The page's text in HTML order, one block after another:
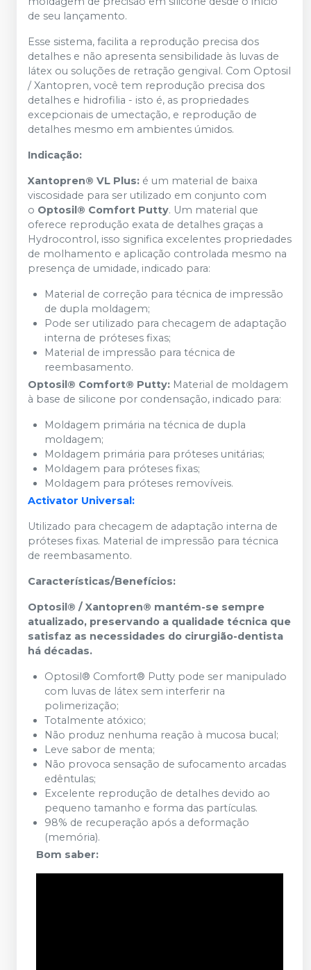
de seu lançamento.
Esse sistema, facilita a reprodução precisa dos
detalhes e não apresenta sensibilidade às luvas de
látex ou soluções de retração gengival. Com Optosil
/ Xantopren, você tem reprodução precisa dos
detalhes e hidrofilia - isto é, as propriedades
excepcionais de umectação, e reprodução de
detalhes mesmo em ambientes úmidos.
Indicação:
Xantopren® VL Plus: é um material de baixa
viscosidade para ser utilizado em conjunto com
o Optosil® Comfort Putty. Um material que
oferece reprodução exata de detalhes graças a
Hydrocontrol, isso significa excelentes propriedades
de molhamento e aplicação controlada mesmo na
presença de umidade, indicado para:
Material de correção para técnica de impressão
de dupla moldagem;
Pode ser utilizado para checagem de adaptação
interna de próteses fixas;
Material de impressão para técnica de
reembasamento.
Optosil® Comfort® Putty: Material de moldagem
à base de silicone por condensação, indicado para:
Moldagem primária na técnica de dupla
moldagem;
Moldagem primária para próteses unitárias;
Moldagem para próteses fixas;
Moldagem para próteses removíveis.
Activator Universal:
Utilizado para checagem de adaptação interna de
próteses fixas. Material de impressão para técnica
de reembasamento.
Características/Benefícios:
Optosil® / Xantopren® mantém-se sempre
atualizado, preservando a qualidade técnica que
satisfaz as necessidades do cirurgião-dentista
há décadas.
Optosil® Comfort® Putty pode ser manipulado
com luvas de látex sem interferir na
polimerização;
Totalmente atóxico;
Não produz nenhuma reação à mucosa bucal;
Leve sabor de menta;
Não provoca sensação de sufocamento arcadas
edêntulas;
Excelente reprodução de detalhes devido ao
pequeno tamanho e forma das partículas.
98% de recuperação após a deformação
(memória).
Bom saber: